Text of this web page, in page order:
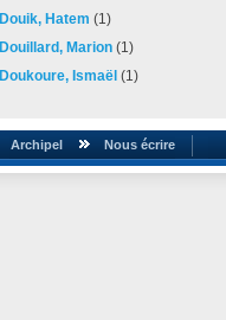
Douik, Hatem (1)
Douillard, Marion (1)
Doukoure, Ismaël (1)
Archipel Nous écrire